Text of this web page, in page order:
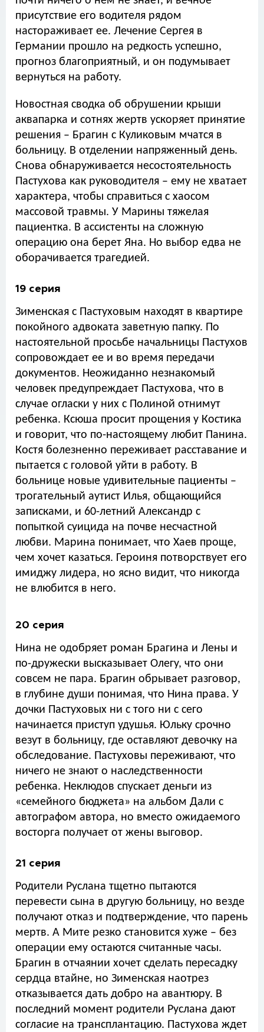
присутствие его водителя рядом
настораживает ее. Лечение Сергея в
Германии прошло на редкость успешно,
прогноз благоприятный, и он подумывает
вернуться на работу.
Новостная сводка об обрушении крыши
аквапарка и сотнях жертв ускоряет принятие
решения – Брагин с Куликовым мчатся в
больницу. В отделении напряженный день.
Снова обнаруживается несостоятельность
Пастухова как руководителя – ему не хватает
характера, чтобы справиться с хаосом
массовой травмы. У Марины тяжелая
пациентка. В ассистенты на сложную
операцию она берет Яна. Но выбор едва не
оборачивается трагедией.
19 серия
Зименская с Пастуховым находят в квартире
покойного адвоката заветную папку. По
настоятельной просьбе начальницы Пастухов
сопровождает ее и во время передачи
документов. Неожиданно незнакомый
человек предупреждает Пастухова, что в
случае огласки у них с Полиной отнимут
ребенка. Ксюша просит прощения у Костика
и говорит, что по-настоящему любит Панина.
Костя болезненно переживает расставание и
пытается с головой уйти в работу. В
больнице новые удивительные пациенты –
трогательный аутист Илья, общающийся
записками, и 60-летний Александр с
попыткой суицида на почве несчастной
любви. Марина понимает, что Хаев проще,
чем хочет казаться. Героиня потворствует его
имиджу лидера, но ясно видит, что никогда
не влюбится в него.
20 серия
Нина не одобряет роман Брагина и Лены и
по-дружески высказывает Олегу, что они
совсем не пара. Брагин обрывает разговор,
в глубине души понимая, что Нина права. У
дочки Пастуховых ни с того ни с сего
начинается приступ удушья. Юльку срочно
везут в больницу, где оставляют девочку на
обследование. Пастуховы переживают, что
ничего не знают о наследственности
ребенка. Неклюдов спускает деньги из
«семейного бюджета» на альбом Дали с
автографом автора, но вместо ожидаемого
восторга получает от жены выговор.
21 серия
Родители Руслана тщетно пытаются
перевести сына в другую больницу, но везде
получают отказ и подтверждение, что парень
мертв. А Мите резко становится хуже – без
операции ему остаются считанные часы.
Брагин в отчаянии хочет сделать пересадку
сердца втайне, но Зименская наотрез
отказывается дать добро на авантюру. В
последний момент родители Руслана дают
согласие на трансплантацию. Пастухова ждет